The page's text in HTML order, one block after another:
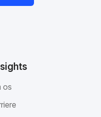
os